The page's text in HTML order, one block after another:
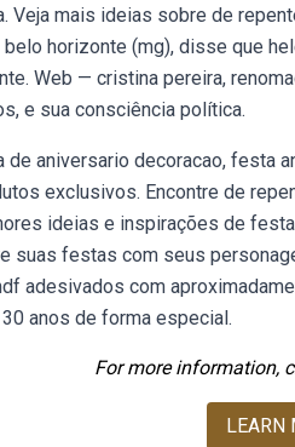
Veja mais ideias sobre de
horizonte (mg), disse que
Web — cristina pereira,
e sua consciência política.
aniversario decoracao, festa
exclusivos. Encontre de
ideias e inspirações de
suas festas com seus
adesivados com
anos de forma especial.
For more information,
LEARN